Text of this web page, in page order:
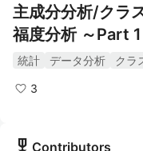
主成分分析/クラ
福度分析 ～Part
分析～
統計 データ分析 クラ
3
Contributors